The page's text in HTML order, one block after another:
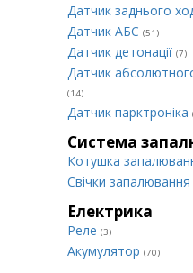
Датчик заднього
Датчик АБС (51)
Датчик детонації (7)
Датчик
(14)
Датчик парктроніка
Система
Котушка
Свічки запалювання
Електрика
Реле (3)
Акумулятор (70)